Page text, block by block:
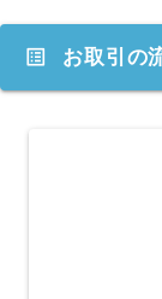
list_alt お取引の